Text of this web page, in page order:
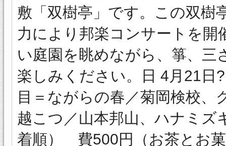
敷「双樹亭」です。この双樹
力により邦楽コンサートを
い庭園を眺めながら、箏、三
楽しみください。日 4月21
目＝ながらの春／菊岡検校、
越こつ／山本邦山、ハナミ
着順） 費500円（お茶とお